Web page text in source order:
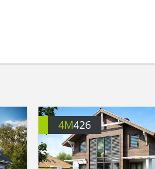
4M426